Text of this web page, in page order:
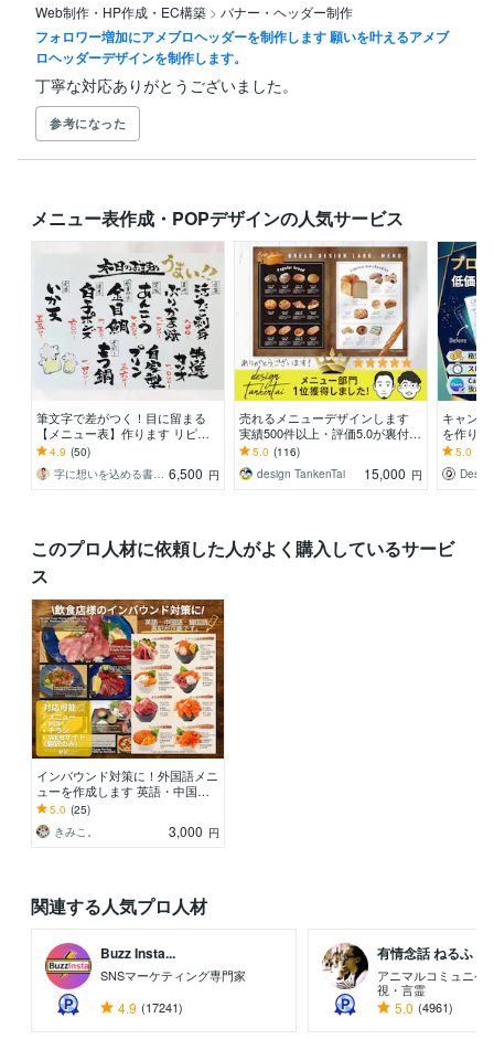
Web制作・HP作成・EC構築 > バナー・ヘッダー制作
フォロワー増加にアメブロヘッダーを制作します 願いを叶えるアメブ
ロヘッダーデザインを制作します。
丁寧な対応ありがとうございました。
参考になった
メニュー表作成・POPデザインの人気サービス
筆文字で差がつく！目に留まる
【メニュー表】作ります リピー
ト率高！スピード・安心感重視の
方におすすめ
4.9 (50)
字に想いを込める書道家 瑞季 6,500 円
売れるメニューデザインします
実績500件以上・評価5.0が裏付け
る安心感
5.0 (116)
design TankenTai
15,000 円
キャン
を作り
にお任
上がり
5.0
このプロ人材に依頼した人がよく購入しているサービ
ス
インバウンド対策に！外国語メニ
ューを作成します 英語・中国
語・韓国語表記のメニューやPOP
の作成が可能です◎
5.0 (25)
きみこ。
3,000 円
関連する人気プロ人材
Buzz Insta...
SNSマーケティング専門家
4.9 (17241)
有情念話 ねるふ
アニマルコミュニケ
視・言霊
5.0 (4961)